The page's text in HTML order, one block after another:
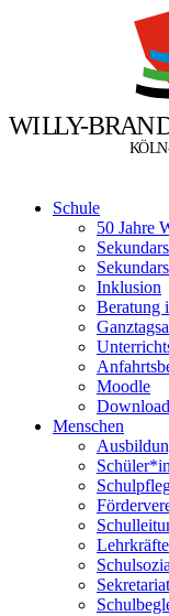
WILLY-BRAN
KÖLN
Schule
50 Jahre
Inklusion
Beratung
Moodle
Menschen
Lehrkräfte